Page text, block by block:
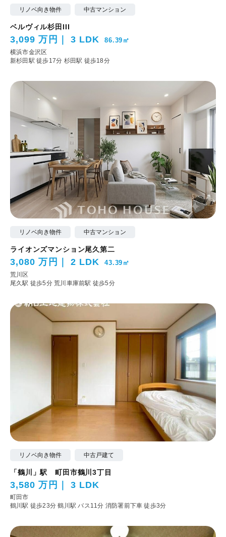
リノベ向き物件 中古マンション
ベルヴィル杉田III
3,099 万円 3 LDK 86.39㎡
横浜市金沢区
新杉田駅 徒歩17分 杉田駅 徒歩18分
リノベ向き物件 中古マンション
ライオンズマンション尾久第二
3,080 万円 2 LDK 43.39㎡
荒川区
尾久駅 徒歩5分荒川車庫前駅 徒歩5分
リノベ向き物件 中古戸建て
「鶴川」駅 町田市鶴川3丁目
3,580 万円 3 LDK
町田市
鶴川駅 徒歩23分鶴川駅 バス11分 消防署前下車 徒歩3分